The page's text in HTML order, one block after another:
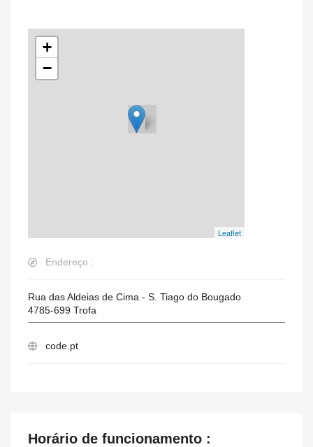
+
−
Leaflet
Endereço :
Rua das Aldeias de Cima - S. Tiago do Bougado
4785-699 Trofa
code.pt
Horário de funcionamento :